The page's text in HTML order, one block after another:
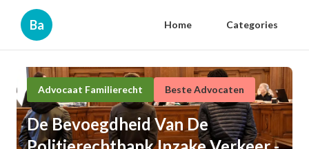
Ba Home Categories
Advocaat Familierecht Beste Advocaten
De Bevoegdheid Van De